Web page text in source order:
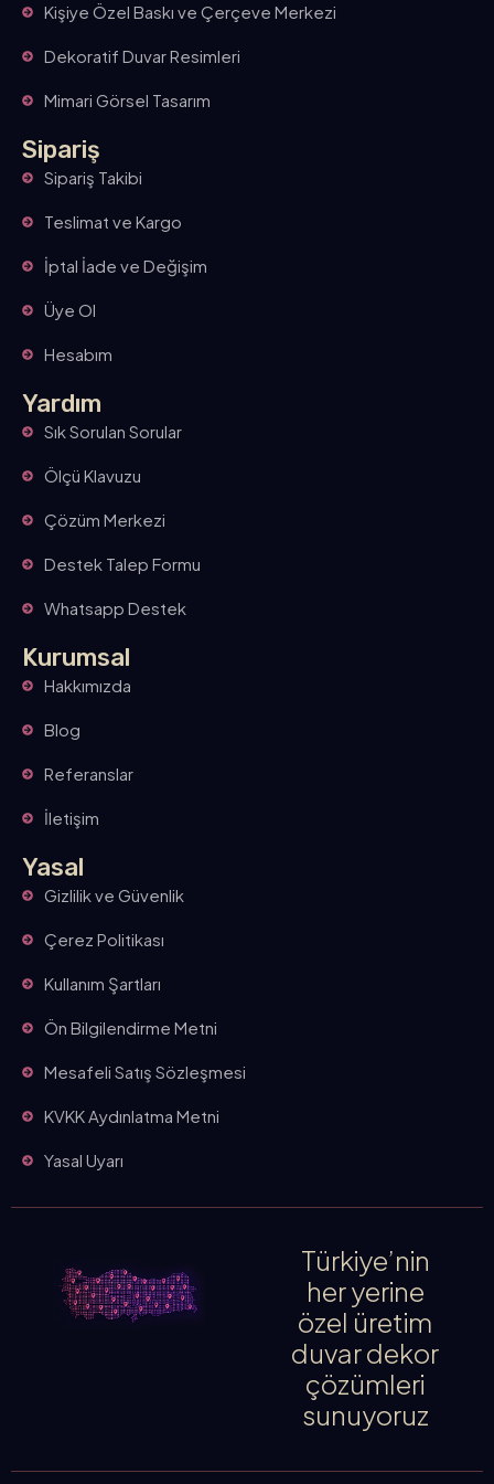
Kişiye Özel Baskı ve Çerçeve Merkezi
Dekoratif Duvar Resimleri
Mimari Görsel Tasarım
Sipariş
Sipariş Takibi
Teslimat ve Kargo
İptal İade ve Değişim
Üye Ol
Hesabım
Yardım
Sık Sorulan Sorular
Ölçü Klavuzu
Çözüm Merkezi
Destek Talep Formu
Whatsapp Destek
Kurumsal
Hakkımızda
Blog
Referanslar
İletişim
Yasal
Gizlilik ve Güvenlik
Çerez Politikası
Kullanım Şartları
Ön Bilgilendirme Metni
Mesafeli Satış Sözleşmesi
KVKK Aydınlatma Metni
Yasal Uyarı
Türkiye’nin
her yerine
özel üretim
duvar dekor
çözümleri
sunuyoruz